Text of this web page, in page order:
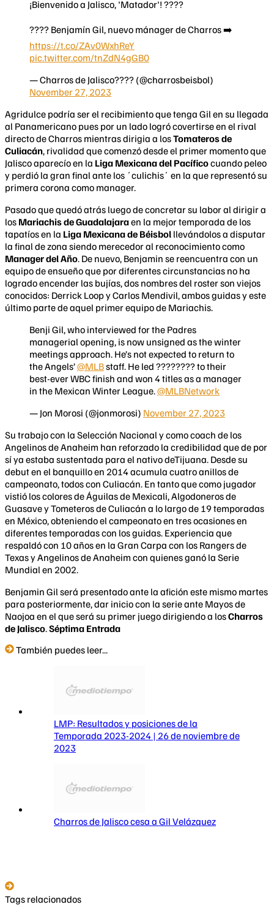
¡Bienvenido a Jalisco, 'Matador'! ????
???? Benjamín Gil, nuevo mánager de Charros ➡️
https://t.co/ZAv0WxhReY
pic.twitter.com/tnZdN4gGB0
— Charros de Jalisco???? (@charrosbeisbol)
November 27, 2023
Agridulce podría ser el recibimiento que tenga Gil en su llegada
al Panamericano pues por un lado logró covertirse en el rival
directo de Charros mientras dirigia a losTomateros de
Culiacán, rivalidad que comenzó desde el primer momento que
Jalisco aparecío en la Liga Mexicana del Pacíficocuando peleo
y perdió la gran final ante los ´culichis´ en la que representó su
primera corona como manager.
Pasado que quedó atrás luego de concretar su labor al dirigir a
los Mariachis de Guadalajaraen la mejor temporada de los
tapatíos en la Liga Mexicana de Béisbol llevándolos a disputar
la final de zona siendo merecedor al reconocimiento como
Manager del Año. De nuevo, Benjamin se reencuentra con un
equipo de ensueño que por diferentes circunstancias no ha
logrado encender las bujías, dos nombres del roster son viejos
conocidos: Derrick Loop y Carlos Mendivil, ambos guidas y este
último parte de aquel primer equipo de Mariachis.
Benji Gil, who interviewed for the Padres
managerial opening, is now unsigned as the winter
meetings approach. He’s not expected to return to
the Angels’@MLBstaff. He led ???????? to their
best-ever WBC finish and won 4 titles as a manager
in the Mexican Winter League.@MLBNetwork
— Jon Morosi (@jonmorosi) November 27, 2023
Su trabajo con la Selección Nacional y como coach de los
Angelinos de Anaheim han reforzado la credibilidad que de por
sí ya estaba sustentada para el nativo deTijuana. Desde su
debut en el banquillo en 2014 acumula cuatro anillos de
campeonato, todos con Culiacán. En tanto que como jugador
vistió los colores de Águilas de Mexicali, Algodoneros de
Guasave y Tometeros de Culiacán a lo largo de 19 temporadas
en México, obteniendo el campeonato en tres ocasiones en
diferentes temporadas con los guidas. Experiencia que
respaldó con 10 años en la Gran Carpa con los Rangers de
Texas y Angelinos de Anaheim con quienes ganó la Serie
Mundial en 2002.
Benjamin Gil será presentado ante la afición este mismo martes
para posteriormente, dar inicio con la serie ante Mayos de
Naojoa en el que será su primer juego dirigiendo a losCharros
de Jalisco.Séptima Entrada
También puedes leer...
LMP: Resultados y posiciones de la
Temporada 2023-2024 | 26 de noviembre de
2023
Charros de Jalisco cesa a Gil Velázquez
Tags relacionados